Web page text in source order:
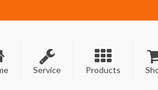
Service Products